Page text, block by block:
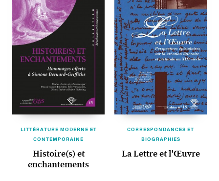
LITTÉRATURE MODERNE ET
CONTEMPORAINE
Histoire(s) et
enchantements
CORRESPONDANCES ET
BIOGRAPHIES
La Lettre et l'Œuvre